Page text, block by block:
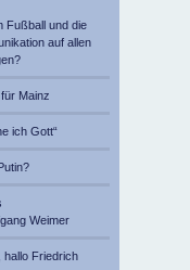
Fußball und die
auf allen
Mainz
ich Gott“
Weimer
hallo Friedrich